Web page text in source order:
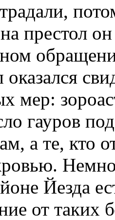
престол
оказался
мер:
гауров
а те, кто
Йезда
от таких